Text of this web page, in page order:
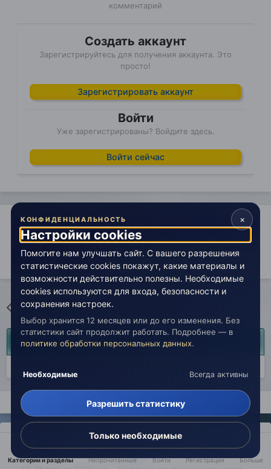
комментарий
Создать аккаунт
Зарегистрируйтесь для получения аккаунта. Это
просто!
Зарегистрировать аккаунт
Войти
Уже зарегистрированы? Войдите здесь.
Войти сейчас
Поделиться
Подписчики 2
Перейти к списку тем
Сейчас на странице0 пользователей
Главная Лаборатория Технический раздел
Категории и разделы Непрочитанные Войти Регистрация Больше
×
КОНФИДЕНЦИАЛЬНОСТЬ
Настройки cookies
Помогите нам улучшать сайт. С вашего разрешения
статистические cookies покажут, какие материалы и
возможности действительно полезны. Необходимые
cookies используются для входа, безопасности и
сохранения настроек.
Выбор хранится 12 месяцев или до его изменения. Без
статистики сайт продолжит работать. Подробнее — в
политике обработки персональных данных.
Необходимые Всегда активны
Разрешить статистику
Только необходимые